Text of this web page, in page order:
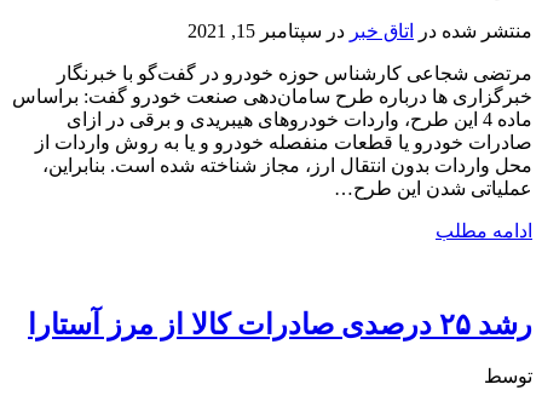
منتشر شده در اتاق خبر در سپتامبر 15, 2021
مرتضی شجاعی کارشناس حوزه خودرو در گفت‌گو با خبرنگار
خبرگزاری ها درباره طرح سامان‌دهی صنعت خودرو گفت: براساس
ماده 4 این طرح، واردات خودروهای هیبریدی و برقی در ازای
صادرات خودرو یا قطعات منفصله خودرو و یا به روش واردات از
محل واردات بدون انتقال ارز، مجاز شناخته شده است. بنابراین،
عملیاتی شدن این طرح…
ادامه مطلب
رشد ۲۵ درصدی صادرات کالا از مرز آستارا
توسط